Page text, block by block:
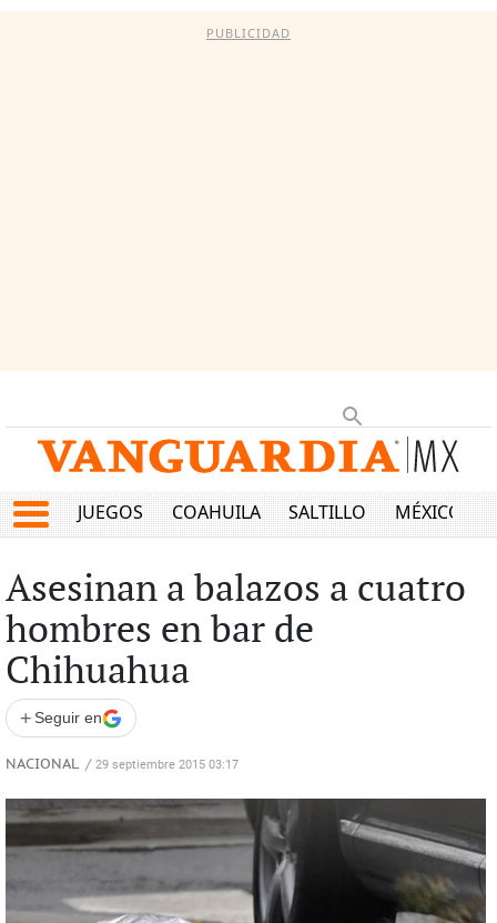
PUBLICIDAD
JUEGOS COAHUILA SALTILLO MÉXICO
Asesinan a balazos a cuatro
hombres en bar de
Chihuahua
+ Seguir en
NACIONAL / 29 septiembre 2015 03:17